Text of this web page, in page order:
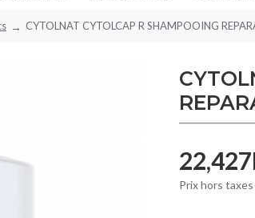
CYTOLNAT CYTOLCAP R SHAMPOOING
Prix hors